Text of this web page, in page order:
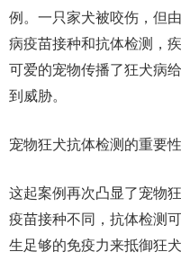
例。一只家犬被咬伤，但
病疫苗接种和抗体检测，
可爱的宠物传播了狂犬病
到威胁。
宠物狂犬抗体检测的重要性
这起案例再次凸显了宠物
疫苗接种不同，抗体检测
生足够的免疫力来抵御狂